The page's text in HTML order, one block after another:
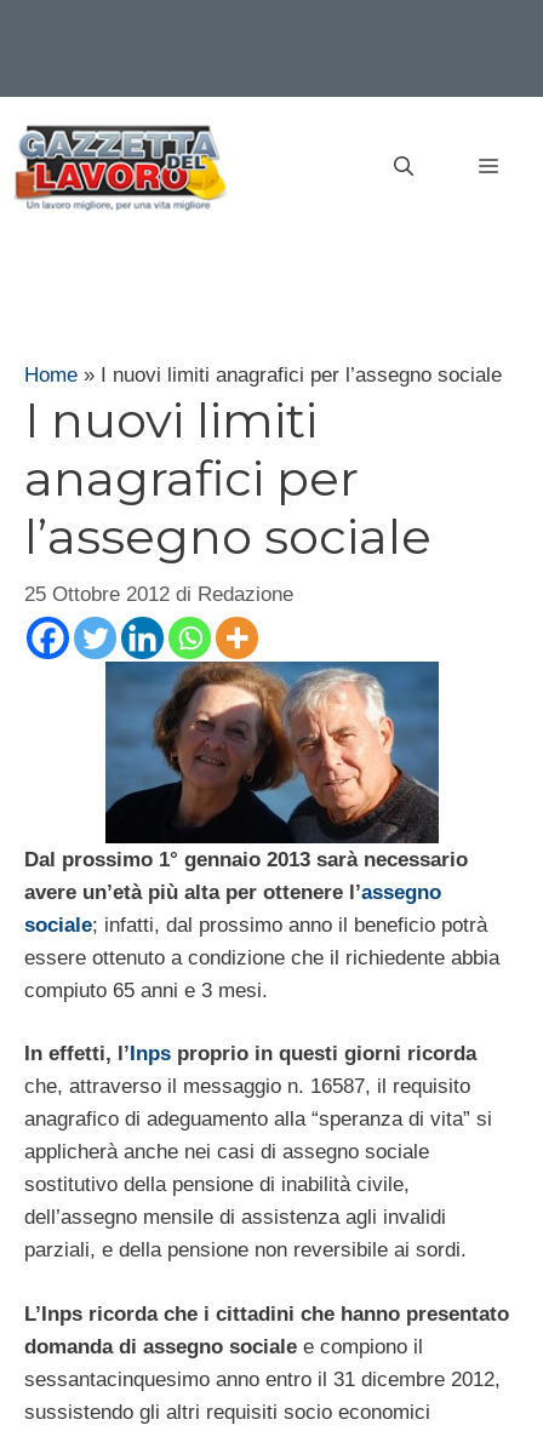
contenuto
Home » I nuovi limiti anagrafici per l’assegno sociale
I nuovi limiti
anagrafici per
l’assegno sociale
25 Ottobre 2012 di Redazione
Dal prossimo 1° gennaio 2013 sarà necessario
avere un’età più alta per ottenere l’assegno
sociale; infatti, dal prossimo anno il beneficio potrà
essere ottenuto a condizione che il richiedente abbia
compiuto 65 anni e 3 mesi.
In effetti, l’ Inps proprio in questi giorni ricorda
che, attraverso il messaggio n. 16587, il requisito
anagrafico di adeguamento alla “speranza di vita” si
applicherà anche nei casi di assegno sociale
sostitutivo della pensione di inabilità civile,
dell’assegno mensile di assistenza agli invalidi
parziali, e della pensione non reversibile ai sordi.
L’Inps ricorda che i cittadini che hanno presentato
domanda di assegno sociale e compiono il
sessantacinquesimo anno entro il 31 dicembre 2012,
sussistendo gli altri requisiti socio economici